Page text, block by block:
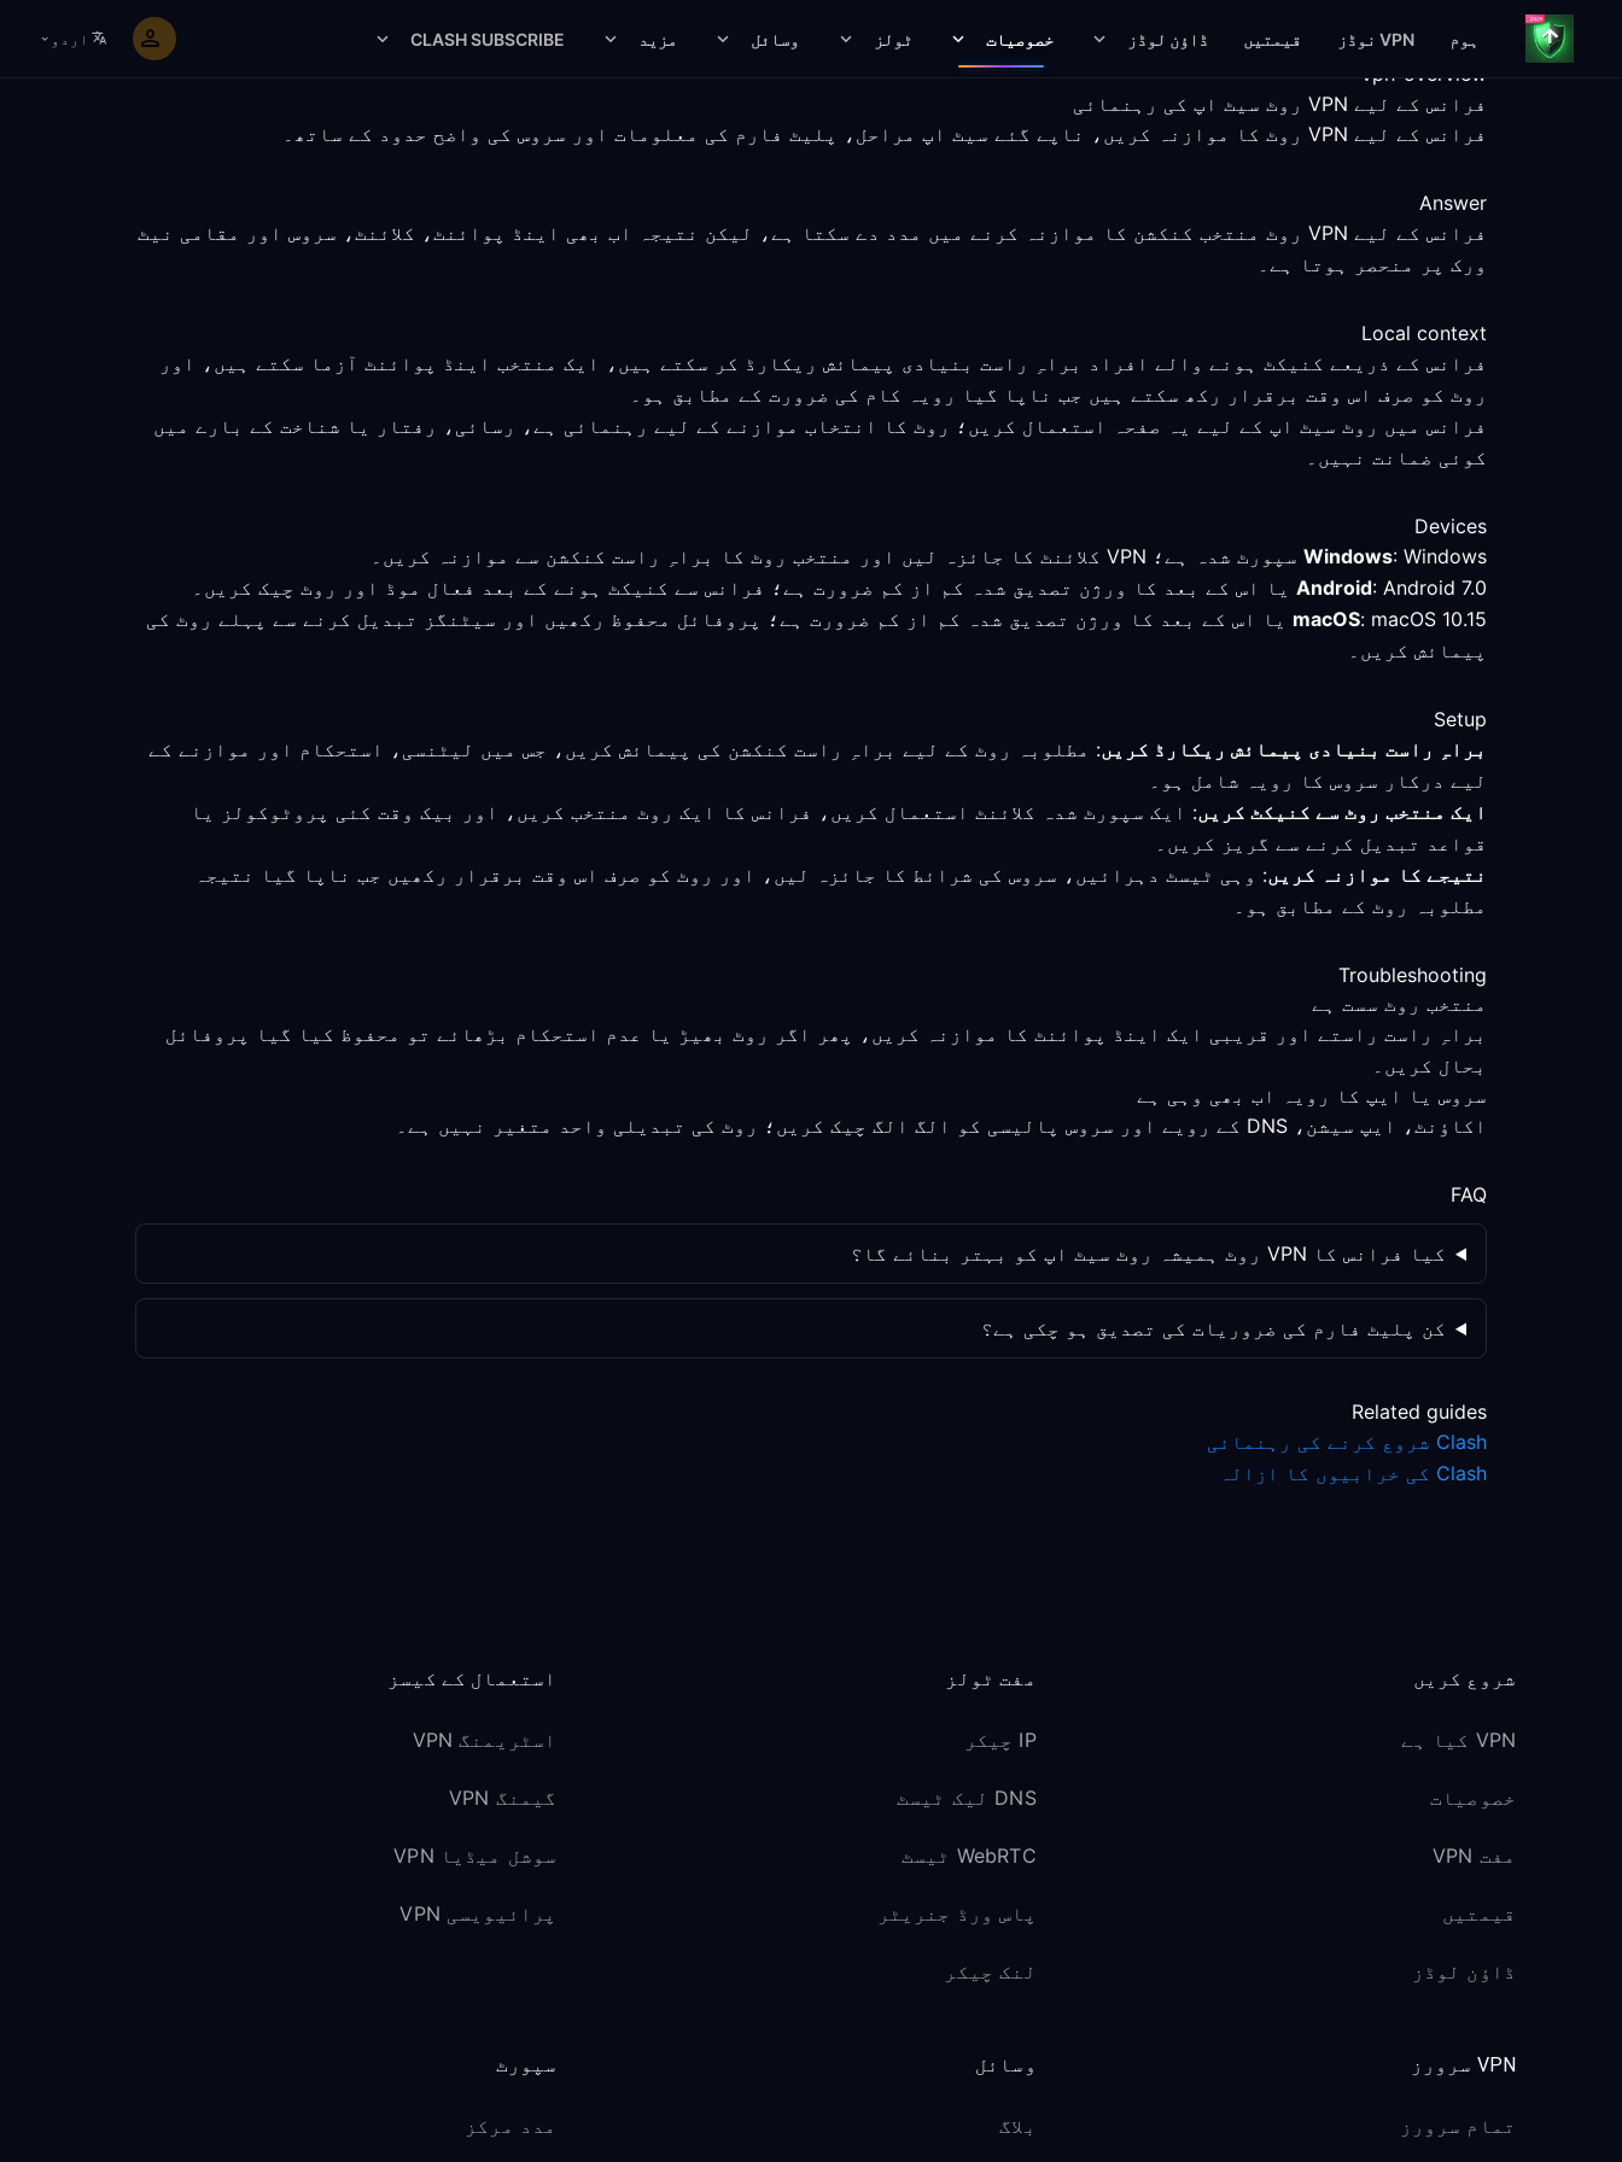
ہوم VPN نوڈز قیمتیں ڈاؤن لوڈز خصوصیات ٹولز وسائل مزید CLASH SUBSCRIBE اردو
vpn-overview
فرانس کے لیے VPN روٹ سیٹ اپ کی رہنمائی
فرانس کے لیے VPN روٹ کا موازنہ کریں، ناپے گئے سیٹ اپ مراحل، پلیٹ فارم کی معلومات اور سروس کی واضح حدود کے ساتھ۔
Answer
فرانس کے لیے VPN روٹ منتخب کنکشن کا موازنہ کرنے میں مدد دے سکتا ہے، لیکن نتیجہ اب بھی اینڈ پوائنٹ، کلائنٹ، سروس اور مقامی نیٹ
ورک پر منحصر ہوتا ہے۔
Local context
فرانس کے ذریعے کنیکٹ ہونے والے افراد براہِ راست بنیادی پیمائش ریکارڈ کر سکتے ہیں، ایک منتخب اینڈ پوائنٹ آزما سکتے ہیں، اور
روٹ کو صرف اس وقت برقرار رکھ سکتے ہیں جب ناپا گیا رویہ کام کی ضرورت کے مطابق ہو۔
فرانس میں روٹ سیٹ اپ کے لیے یہ صفحہ استعمال کریں؛ روٹ کا انتخاب موازنے کے لیے رہنمائی ہے، رسائی، رفتار یا شناخت کے بارے میں
کوئی ضمانت نہیں۔
Devices
Windows: Windows سپورٹ شدہ ہے؛ VPN کلائنٹ کا جائزہ لیں اور منتخب روٹ کا براہِ راست کنکشن سے موازنہ کریں۔
Android: Android 7.0 یا اس کے بعد کا ورژن تصدیق شدہ کم از کم ضرورت ہے؛ فرانس سے کنیکٹ ہونے کے بعد فعال موڈ اور روٹ چیک کریں۔
macOS : macOS 10.15 یا اس کے بعد کا ورژن تصدیق شدہ کم از کم ضرورت ہے؛ پروفائل محفوظ رکھیں اور سیٹنگز تبدیل کرنے سے پہلے روٹ کی
پیمائش کریں۔
Setup
براہِ راست بنیادی پیمائش ریکارڈ کریں: مطلوبہ روٹ کے لیے براہِ راست کنکشن کی پیمائش کریں، جس میں لیٹنسی، استحکام اور موازنے کے
لیے درکار سروس کا رویہ شامل ہو۔
ایک منتخب روٹ سے کنیکٹ کریں: ایک سپورٹ شدہ کلائنٹ استعمال کریں، فرانس کا ایک روٹ منتخب کریں، اور بیک وقت کئی پروٹوکولز یا
قواعد تبدیل کرنے سے گریز کریں۔
نتیجے کا موازنہ کریں: وہی ٹیسٹ دہرائیں، سروس کی شرائط کا جائزہ لیں، اور روٹ کو صرف اس وقت برقرار رکھیں جب ناپا گیا نتیجہ
مطلوبہ روٹ کے مطابق ہو۔
Troubleshooting
منتخب روٹ سست ہے
براہِ راست راستے اور قریبی ایک اینڈ پوائنٹ کا موازنہ کریں، پھر اگر روٹ بھیڑ یا عدم استحکام بڑھائے تو محفوظ کیا گیا پروفائل
بحال کریں۔
سروس یا ایپ کا رویہ اب بھی وہی ہے
اکاؤنٹ، ایپ سیشن، DNS کے رویے اور سروس پالیسی کو الگ الگ چیک کریں؛ روٹ کی تبدیلی واحد متغیر نہیں ہے۔
FAQ
کیا فرانس کا VPN روٹ ہمیشہ روٹ سیٹ اپ کو بہتر بنائے گا؟
کن پلیٹ فارم کی ضروریات کی تصدیق ہو چکی ہے؟
Related guides
Clash شروع کرنے کی رہنمائی
Clash کی خرابیوں کا ازالہ
شروع کریں
VPN کیا ہے
خصوصیات
مفت VPN
قیمتیں
ڈاؤن لوڈز
مفت ٹولز
IP چیکر
DNS لیک ٹیسٹ
WebRTC ٹیسٹ
پاس ورڈ جنریٹر
لنک چیکر
استعمال کے کیسز
اسٹریمنگ VPN
گیمنگ VPN
سوشل میڈیا VPN
پرائیویسی VPN
VPN سرورز
تمام سرورز
وسائل
بلاگ
سپورٹ
مدد مرکز